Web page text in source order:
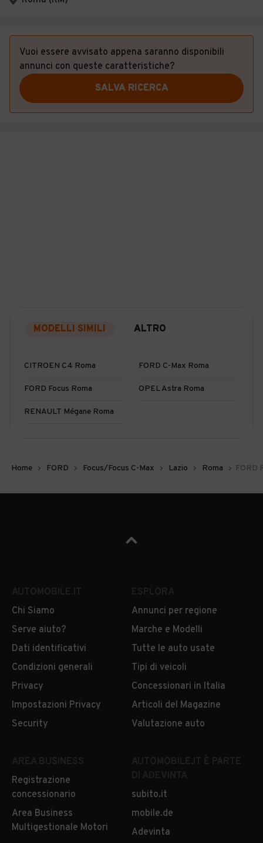
Vuoi essere avvisato appena saranno disponibili
annunci con queste caratteristiche?
SALVA RICERCA
MODELLI SIMILI ALTRO
CITROEN C4 Roma FORD C-Max Roma
FORD Focus Roma OPEL Astra Roma
RENAULT Mégane Roma
Home FORD Focus/Focus C-Max Lazio Roma FORD
Chi Siamo
Serve aiuto?
Dati identificativi
Condizioni generali
Privacy
Impostazioni Privacy
Security
Annunci per regione
Marche e Modelli
Tutte le auto usate
Tipi di veicoli
Concessionari in Italia
Articoli del Magazine
Valutazione auto
Registrazione
concessionario
Area Business
Multigestionale Motori
subito.it
mobile.de
Adevinta